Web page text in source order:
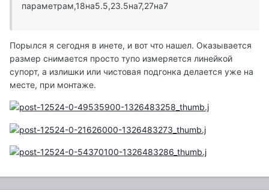
параметрам,18на5.5,23.5на7,27на7
Порылся я сегодня в инете, и вот что нашел. Оказывается
размер снимается просто тупо измеряется линейкой
супорт, а излишки или чистовая подгонка делается уже на
месте, при монтаже.